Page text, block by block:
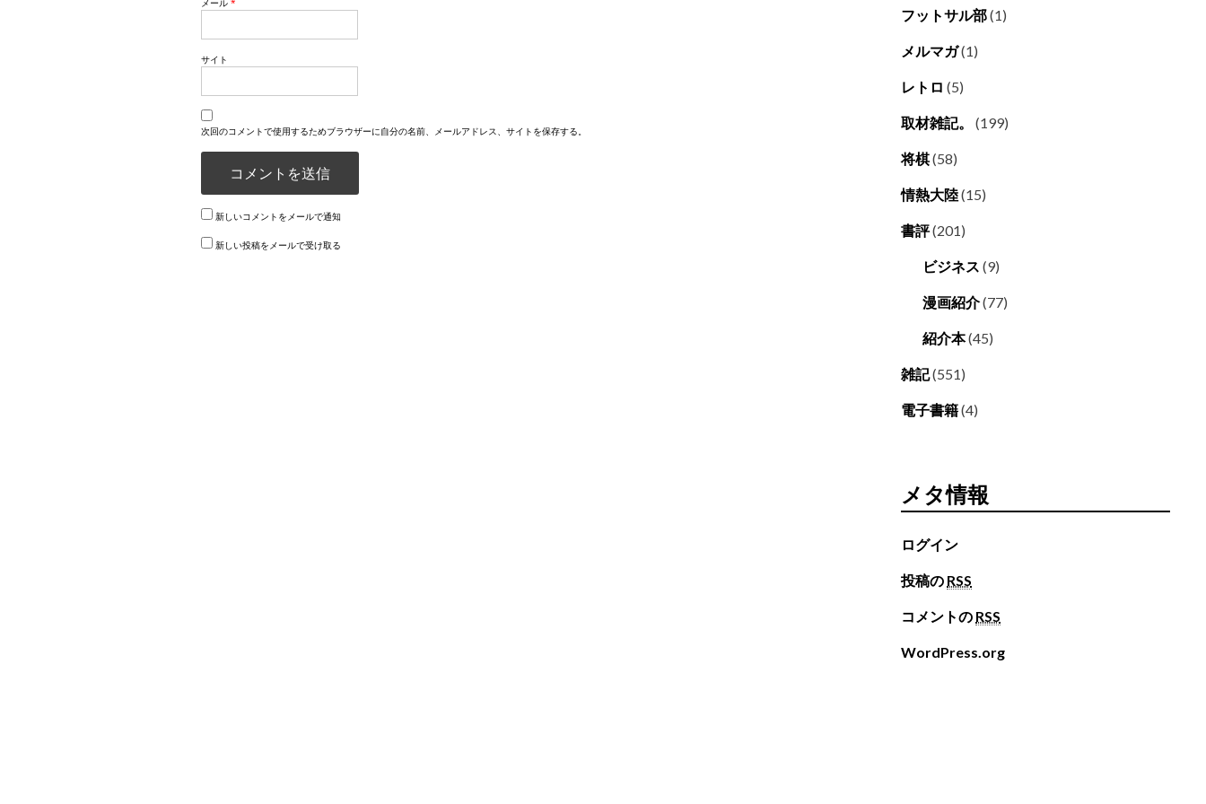
メール *
サイト
次回のコメントで使用するためブラウザーに自分の名前、メールアドレス、サイトを保存する。
新しいコメントをメールで通知
新しい投稿をメールで受け取る
フットサル部(1)
メルマガ(1)
レトロ (5)
取材雑記。 (199)
将棋(58)
情熱大陸(15)
書評(201)
ビジネス (9)
漫画紹介(77)
紹介本(45)
雑記(551)
電子書籍(4)
メタ情報
ログイン
投稿の RSS
コメントの RSS
WordPress.org